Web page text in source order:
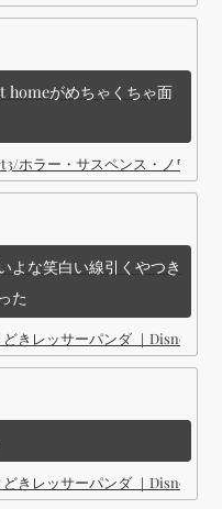
homeがめちゃくちゃ面
ホラー・サスペンス・ノワー
よな笑白い線引くやつき
た
どきレッサーパンダ ｜Disney (
どきレッサーパンダ ｜Disney (